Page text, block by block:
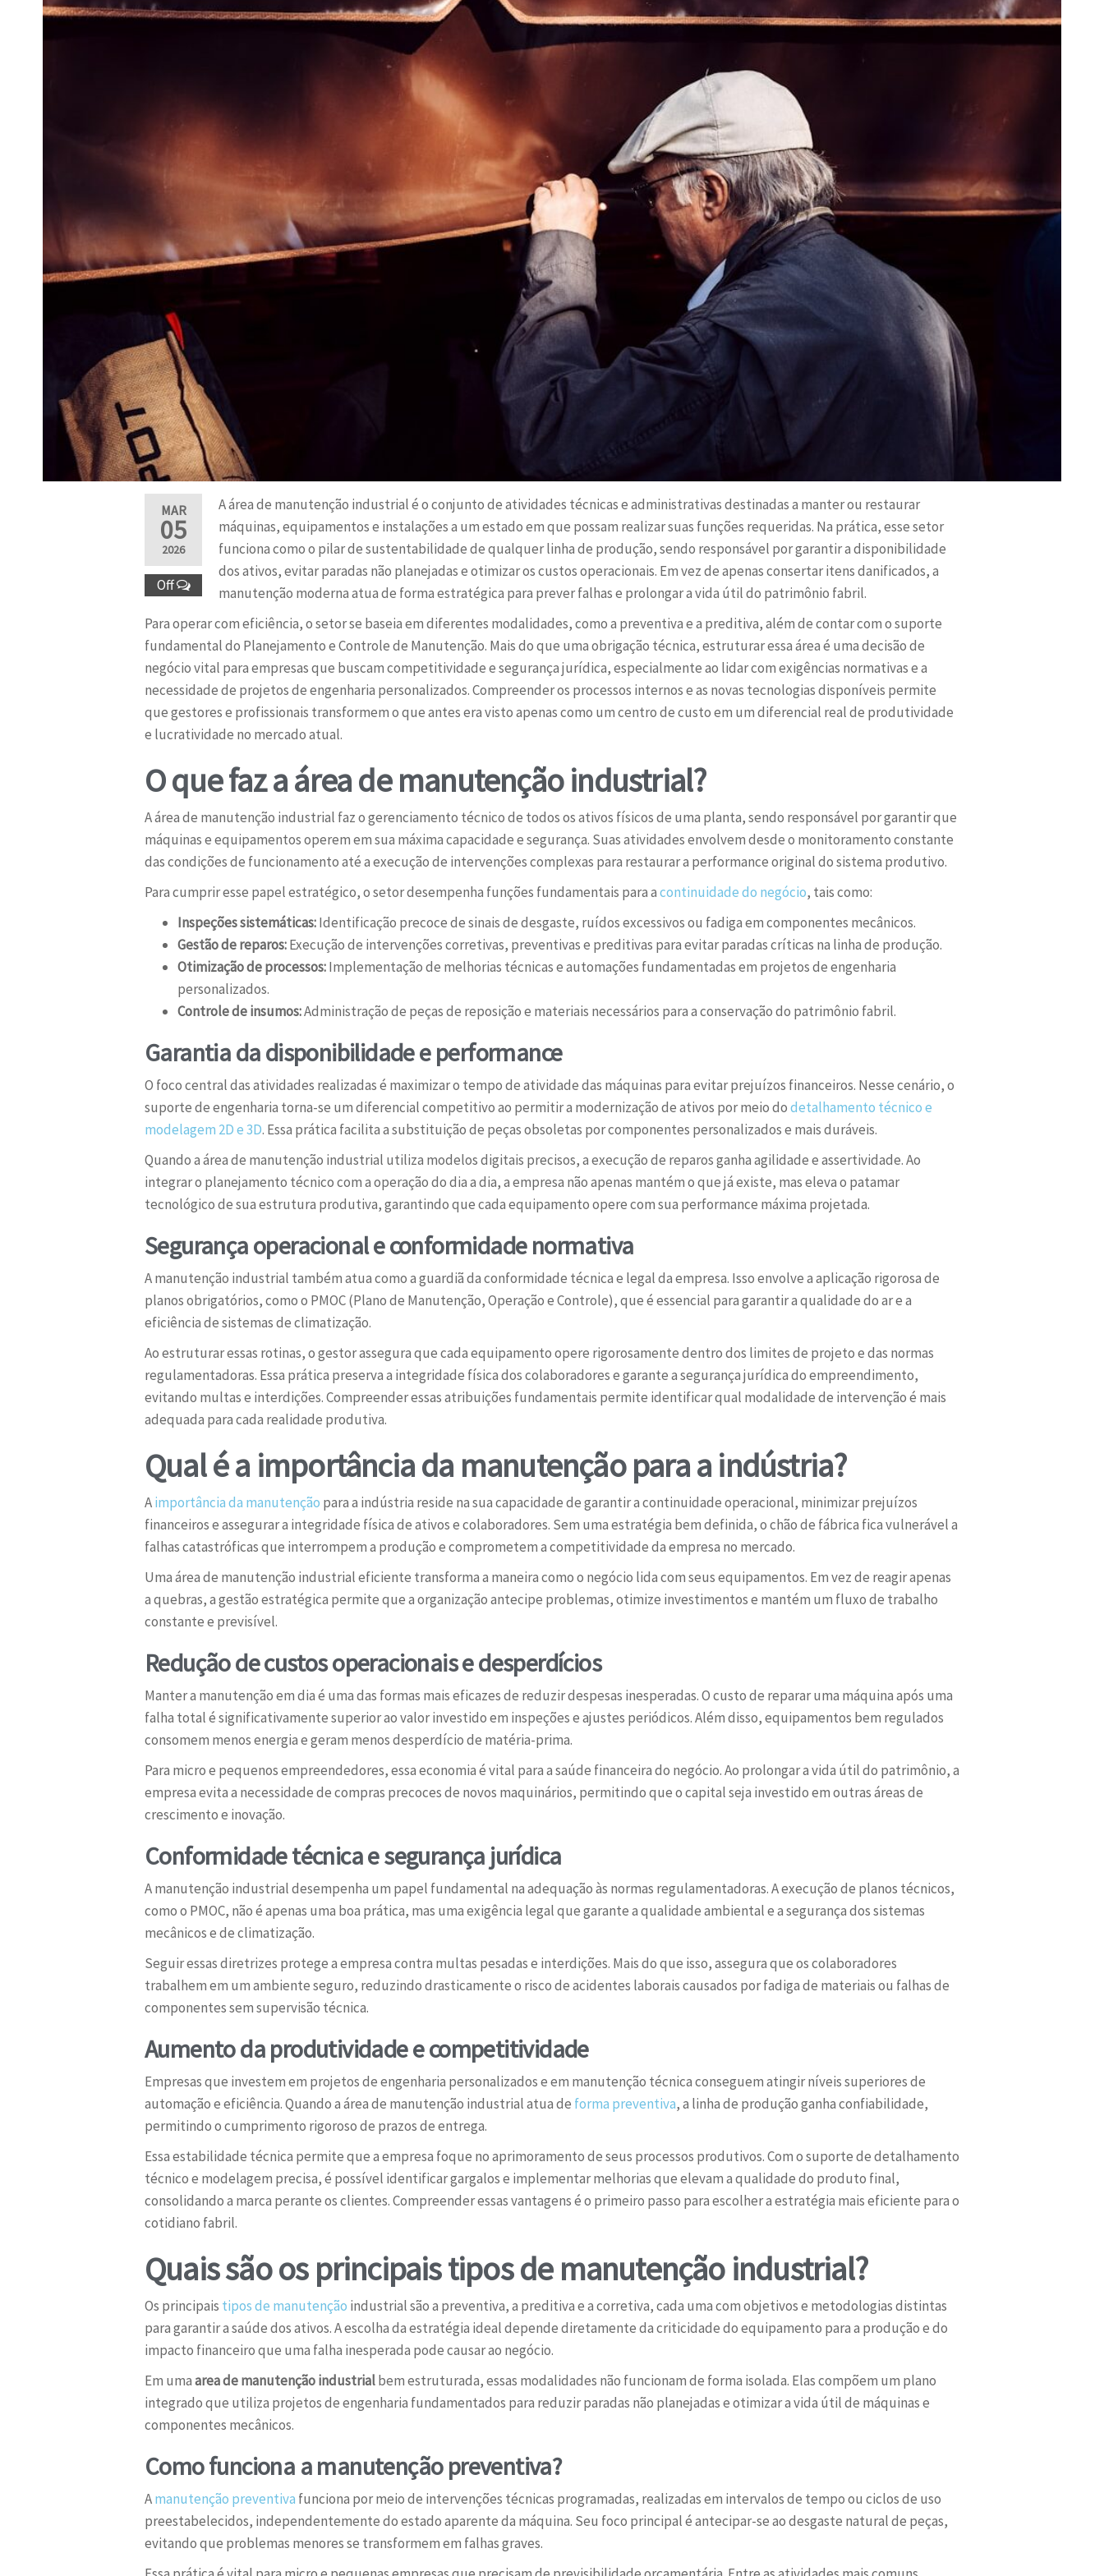
MAR
05
2026
Off
A área de manutenção industrial é o conjunto de atividades técnicas e administrativas destinadas a manter ou restaurar
máquinas, equipamentos e instalações a um estado em que possam realizar suas funções requeridas. Na prática, esse setor
funciona como o pilar de sustentabilidade de qualquer linha de produção, sendo responsável por garantir a disponibilidade
dos ativos, evitar paradas não planejadas e otimizar os custos operacionais. Em vez de apenas consertar itens danificados, a
manutenção moderna atua de forma estratégica para prever falhas e prolongar a vida útil do patrimônio fabril.
Para operar com eficiência, o setor se baseia em diferentes modalidades, como a preventiva e a preditiva, além de contar com o suporte
fundamental do Planejamento e Controle de Manutenção. Mais do que uma obrigação técnica, estruturar essa área é uma decisão de
negócio vital para empresas que buscam competitividade e segurança jurídica, especialmente ao lidar com exigências normativas e a
necessidade de projetos de engenharia personalizados. Compreender os processos internos e as novas tecnologias disponíveis permite
que gestores e profissionais transformem o que antes era visto apenas como um centro de custo em um diferencial real de produtividade
e lucratividade no mercado atual.
O que faz a área de manutenção industrial?
A área de manutenção industrial faz o gerenciamento técnico de todos os ativos físicos de uma planta, sendo responsável por garantir que
máquinas e equipamentos operem em sua máxima capacidade e segurança. Suas atividades envolvem desde o monitoramento constante
das condições de funcionamento até a execução de intervenções complexas para restaurar a performance original do sistema produtivo.
Para cumprir esse papel estratégico, o setor desempenha funções fundamentais para acontinuidade do negócio, tais como:
Inspeções sistemáticas:Identificação precoce de sinais de desgaste, ruídos excessivos ou fadiga em componentes mecânicos.
Gestão de reparos:Execução de intervenções corretivas, preventivas e preditivas para evitar paradas críticas na linha de produção.
Otimização de processos:Implementação de melhorias técnicas e automações fundamentadas em projetos de engenharia
personalizados.
Controle de insumos:Administração de peças de reposição e materiais necessários para a conservação do patrimônio fabril.
Garantia da disponibilidade e performance
O foco central das atividades realizadas é maximizar o tempo de atividade das máquinas para evitar prejuízos financeiros. Nesse cenário, o
suporte de engenharia torna-se um diferencial competitivo ao permitir a modernização de ativos por meio dodetalhamento técnico e
modelagem 2D e 3D. Essa prática facilita a substituição de peças obsoletas por componentes personalizados e mais duráveis.
Quando a área de manutenção industrial utiliza modelos digitais precisos, a execução de reparos ganha agilidade e assertividade. Ao
integrar o planejamento técnico com a operação do dia a dia, a empresa não apenas mantém o que já existe, mas eleva o patamar
tecnológico de sua estrutura produtiva, garantindo que cada equipamento opere com sua performance máxima projetada.
Segurança operacional e conformidade normativa
A manutenção industrial também atua como a guardiã da conformidade técnica e legal da empresa. Isso envolve a aplicação rigorosa de
planos obrigatórios, como o PMOC (Plano de Manutenção, Operação e Controle), que é essencial para garantir a qualidade do ar e a
eficiência de sistemas de climatização.
Ao estruturar essas rotinas, o gestor assegura que cada equipamento opere rigorosamente dentro dos limites de projeto e das normas
regulamentadoras. Essa prática preserva a integridade física dos colaboradores e garante a segurança jurídica do empreendimento,
evitando multas e interdições. Compreender essas atribuições fundamentais permite identificar qual modalidade de intervenção é mais
adequada para cada realidade produtiva.
Qual é a importância da manutenção para a indústria?
Aimportância da manutenção para a indústria reside na sua capacidade de garantir a continuidade operacional, minimizar prejuízos
financeiros e assegurar a integridade física de ativos e colaboradores. Sem uma estratégia bem definida, o chão de fábrica fica vulnerável a
falhas catastróficas que interrompem a produção e comprometem a competitividade da empresa no mercado.
Uma área de manutenção industrial eficiente transforma a maneira como o negócio lida com seus equipamentos. Em vez de reagir apenas
a quebras, a gestão estratégica permite que a organização antecipe problemas, otimize investimentos e mantém um fluxo de trabalho
constante e previsível.
Redução de custos operacionais e desperdícios
Manter a manutenção em dia é uma das formas mais eficazes de reduzir despesas inesperadas. O custo de reparar uma máquina após uma
falha total é significativamente superior ao valor investido em inspeções e ajustes periódicos. Além disso, equipamentos bem regulados
consomem menos energia e geram menos desperdício de matéria-prima.
Para micro e pequenos empreendedores, essa economia é vital para a saúde financeira do negócio. Ao prolongar a vida útil do patrimônio, a
empresa evita a necessidade de compras precoces de novos maquinários, permitindo que o capital seja investido em outras áreas de
crescimento e inovação.
Conformidade técnica e segurança jurídica
A manutenção industrial desempenha um papel fundamental na adequação às normas regulamentadoras. A execução de planos técnicos,
como o PMOC, não é apenas uma boa prática, mas uma exigência legal que garante a qualidade ambiental e a segurança dos sistemas
mecânicos e de climatização.
Seguir essas diretrizes protege a empresa contra multas pesadas e interdições. Mais do que isso, assegura que os colaboradores
trabalhem em um ambiente seguro, reduzindo drasticamente o risco de acidentes laborais causados por fadiga de materiais ou falhas de
componentes sem supervisão técnica.
Aumento da produtividade e competitividade
Empresas que investem em projetos de engenharia personalizados e em manutenção técnica conseguem atingir níveis superiores de
automação e eficiência. Quando a área de manutenção industrial atua de forma preventiva, a linha de produção ganha confiabilidade,
permitindo o cumprimento rigoroso de prazos de entrega.
Essa estabilidade técnica permite que a empresa foque no aprimoramento de seus processos produtivos. Com o suporte de detalhamento
técnico e modelagem precisa, é possível identificar gargalos e implementar melhorias que elevam a qualidade do produto final,
consolidando a marca perante os clientes. Compreender essas vantagens é o primeiro passo para escolher a estratégia mais eficiente para o
cotidiano fabril.
Quais são os principais tipos de manutenção industrial?
Os principais tipos de manutenção industrial são a preventiva, a preditiva e a corretiva, cada uma com objetivos e metodologias distintas
para garantir a saúde dos ativos. A escolha da estratégia ideal depende diretamente da criticidade do equipamento para a produção e do
impacto financeiro que uma falha inesperada pode causar ao negócio.
Em umaarea de manutenção industrialbem estruturada, essas modalidades não funcionam de forma isolada. Elas compõem um plano
integrado que utiliza projetos de engenharia fundamentados para reduzir paradas não planejadas e otimizar a vida útil de máquinas e
componentes mecânicos.
Como funciona a manutenção preventiva?
Amanutenção preventiva funciona por meio de intervenções técnicas programadas, realizadas em intervalos de tempo ou ciclos de uso
preestabelecidos, independentemente do estado aparente da máquina. Seu foco principal é antecipar-se ao desgaste natural de peças,
evitando que problemas menores se transformem em falhas graves.